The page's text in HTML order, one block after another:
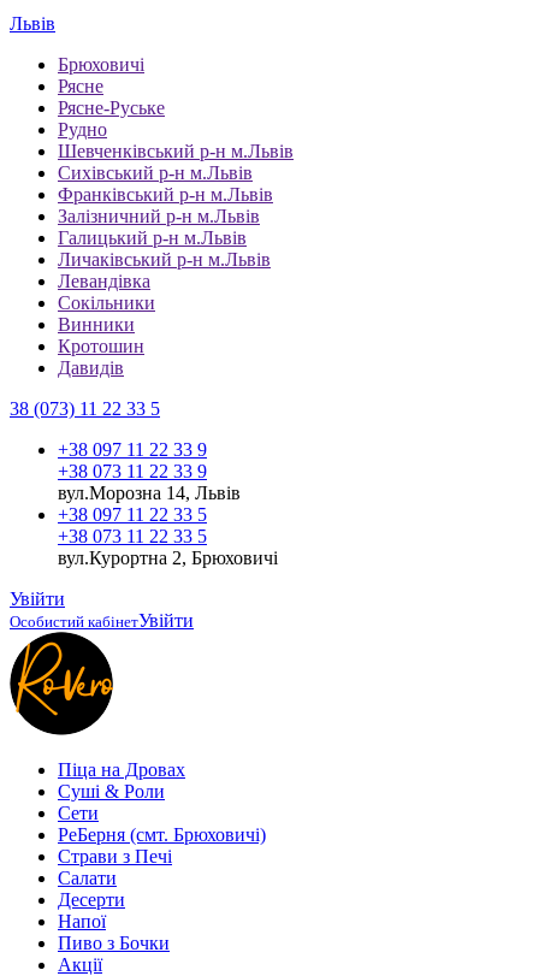
Львів
Брюховичі
Рясне
Рясне-Руське
Рудно
Шевченківський р-н м.Львів
Сихівський р-н м.Львів
Франківський р-н м.Львів
Залізничний р-н м.Львів
Галицький р-н м.Львів
Личаківський р-н м.Львів
Левандівка
Сокільники
Винники
Кротошин
Давидів
38 (073) 11 22 33 5
+38 097 11 22 33 9
+38 073 11 22 33 9
вул.Морозна 14, Львів
+38 097 11 22 33 5
+38 073 11 22 33 5
вул.Курортна 2, Брюховичі
Увійти
Особистий кабінетУвійти
Піца на Дровах
Cуші & Роли
Сети
РеБерня (смт. Брюховичі)
Страви з Печі
Салати
Десерти
Напої
Пиво з Бочки
Акції